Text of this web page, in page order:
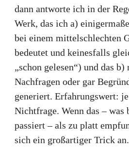
dann antworte ich in der
Werk, das ich a)
bei einem mittelschlechten
bedeutet und keinesfalls
„schon gelesen“) und das
Nachfragen oder gar
generiert. Erfahrungswert:
Nichtfrage. Wenn das –
passiert – als zu platt
sich ein großartiger Trick